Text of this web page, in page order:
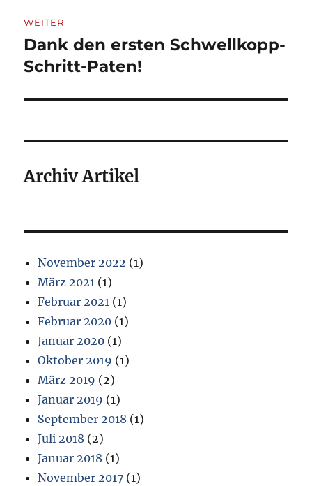
WEITER
Nächster
Beitrag:
Dank den ersten Schwellkopp-
Schritt-Paten!
Archiv Artikel
November 2022 (1)
März 2021 (1)
Februar 2021 (1)
Februar 2020 (1)
Januar 2020 (1)
Oktober 2019 (1)
März 2019 (2)
Januar 2019 (1)
September 2018 (1)
Juli 2018 (2)
Januar 2018 (1)
November 2017 (1)